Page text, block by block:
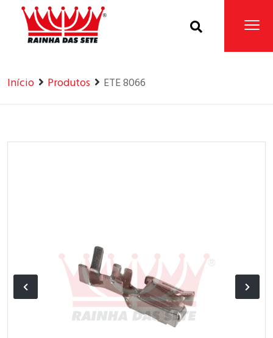
Home Produtos
Início Produtos ETE 8066